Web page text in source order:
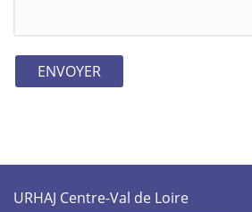
URHAJ Centre-Val de Loire